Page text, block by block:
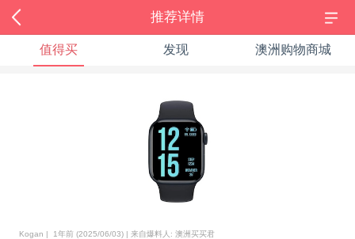
推荐详情
值得买 发现 澳洲购物商城
Kogan | 1年前 (2025/06/03) | 来自爆料人: 澳洲买买君